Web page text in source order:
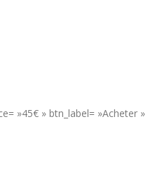
»45€ » btn_label= »Acheter »